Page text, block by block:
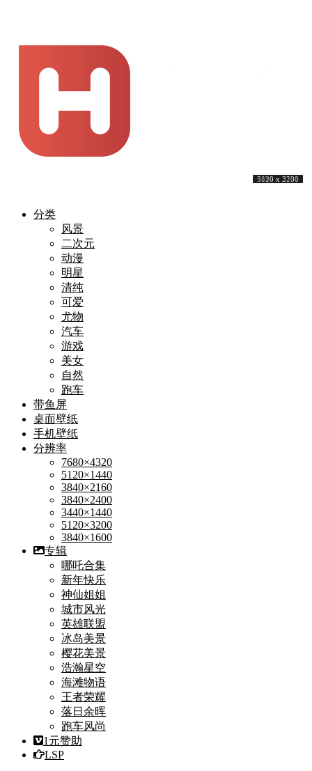
分类
风景
二次元
动漫
明星
清纯
可爱
尤物
汽车
游戏
美女
自然
跑车
带鱼屏
桌面壁纸
手机壁纸
分辨率
7680×4320
5120×1440
3840×2160
3840×2400
3440×1440
5120×3200
3840×1600
专辑
哪吒合集
新年快乐
神仙姐姐
城市风光
英雄联盟
冰岛美景
樱花美景
浩瀚星空
海滩物语
王者荣耀
落日余晖
跑车风尚
1元赞助
LSP
3840 x 2160
5120 x 3200
5120 x 3200
3840 x 2160
5315 x 2772
3840 x 2160
3840 x 2160
5120 x 3200
4096 x 2731
5120 x 3200